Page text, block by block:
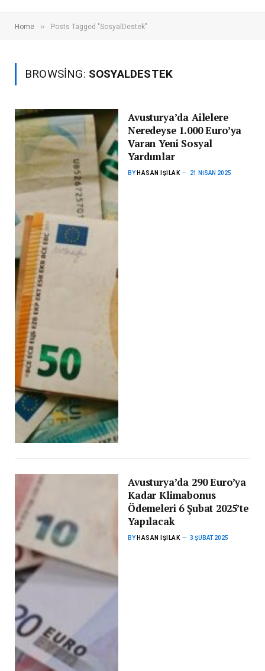
Home » Posts Tagged "SosyalDestek"
BROWSING: SOSYALDESTEK
Avusturya’da Ailelere
Neredeyse 1.000 Euro’ya
Varan Yeni Sosyal
Yardımlar
BY HASAN IŞILAK 21 NISAN 2025
Avusturya’da 290 Euro’ya
Kadar Klimabonus
Ödemeleri 6 Şubat 2025’te
Yapılacak
BY HASAN IŞILAK 3 ŞUBAT 2025